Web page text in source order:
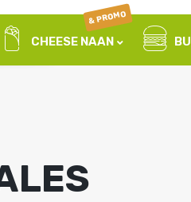
SE CONNECTER
Mot de passe perdu ?
CHEESE NAAN
& PROMO